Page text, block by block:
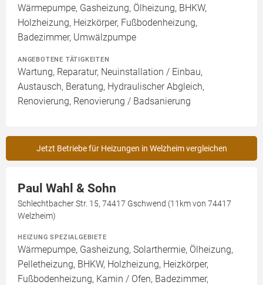
Wärmepumpe, Gasheizung, Ölheizung, BHKW,
Holzheizung, Heizkörper, Fußbodenheizung,
Badezimmer, Umwälzpumpe
ANGEBOTENE TÄTIGKEITEN
Wartung, Reparatur, Neuinstallation / Einbau,
Austausch, Beratung, Hydraulischer Abgleich,
Renovierung, Renovierung / Badsanierung
Jetzt Betriebe für Heizungen in Welzheim vergleichen
Paul Wahl & Sohn
Schlechtbacher Str. 15, 74417 Gschwend (11km von 74417
Welzheim)
HEIZUNG SPEZIALGEBIETE
Wärmepumpe, Gasheizung, Solarthermie, Ölheizung,
Pelletheizung, BHKW, Holzheizung, Heizkörper,
Fußbodenheizung, Kamin / Ofen, Badezimmer,